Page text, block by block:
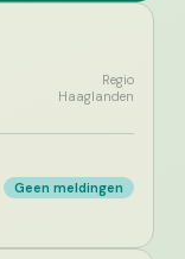
Regio
Haaglanden
Geen meldingen